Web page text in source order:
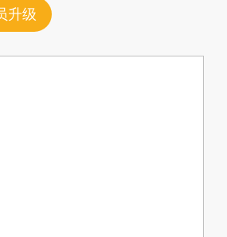
升级